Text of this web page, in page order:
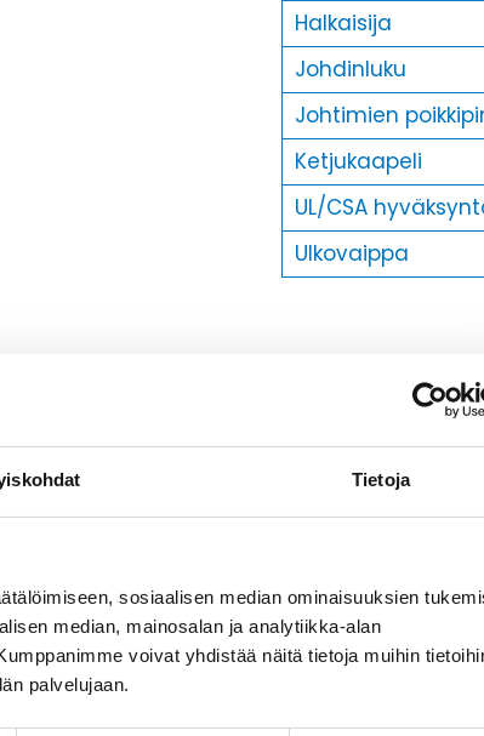
Tietoja
sosiaalisen median ominaisuuksien
median, mainosalan ja analytiikka-alan
voivat yhdistää näitä tietoja muihin
palvelujaan.
Halkaisija
Johdinluku
Johtimien
Ketjukaapeli
UL/CSA
Ulkovaippa
Soita
+358 9 2252 260